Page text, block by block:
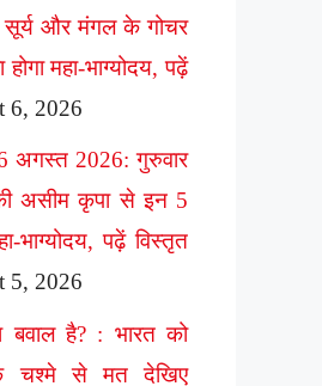
सूर्य और मंगल के गोचर
महा-भाग्योदय, पढ़ें
6, 2026
अगस्त 2026: गुरुवार
असीम कृपा से इन 5
भाग्योदय, पढ़ें विस्तृत
5, 2026
है? : भारत को
चश्मे से मत देखिए